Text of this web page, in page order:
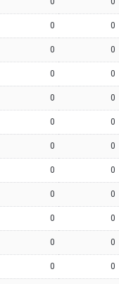
0 0
0 0
0 0
0 0
0 0
0 0
0 0
0 0
0 0
0 0
0 0